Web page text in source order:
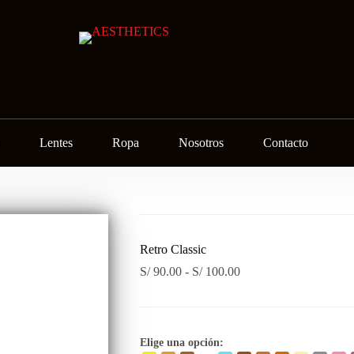
Lentes Ropa Nosotros Contacto
Retro Classic
S/90.00 - S/100.00Rango
Elige una opción: